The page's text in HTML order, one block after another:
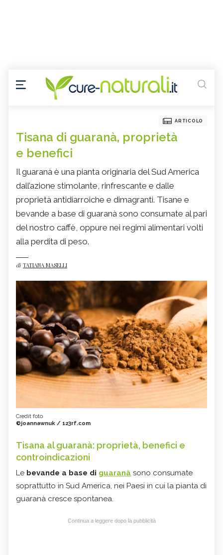
ARTICOLO
Tisana di guaranà, proprietà
e benefici
Il guaranà è una pianta originaria del Sud America
dall’azione stimolante, rinfrescante e dalle
proprietà antidiarroiche e dimagranti. Tisane e
bevande a base di guaranà sono consumate al pari
del nostro caffè, oppure nei regimi alimentari volti
alla perdita di peso.
di TATIANA MASELLI
Credit foto
©joannawnuk / 123rf.com
Tisana al guaranà: proprietà, benefici e
controindicazioni
Le bevande a base di guaranà sono consumate
soprattutto in Sud America, nei Paesi in cui la pianta di
guaranà cresce spontanea.
Continua a leggere dopo la pubblicità